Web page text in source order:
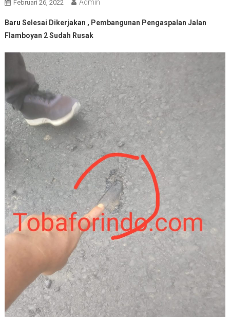
Februari 26, 2022 Admin
Baru Selesai Dikerjakan , Pembangunan Pengaspalan Jalan
Flamboyan 2 Sudah Rusak